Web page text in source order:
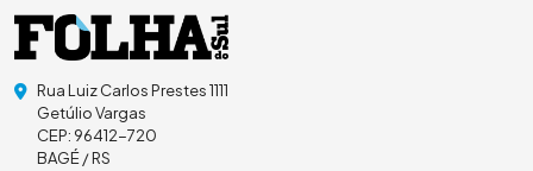
Rua Luiz Carlos Prestes 1111
Getúlio Vargas
CEP: 96412-720
BAGÉ / RS